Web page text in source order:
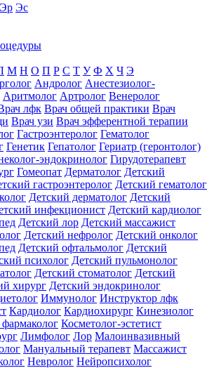
Эр Эс
М Н О П Р С Т У Ф Х Ч Э
Андролог Анестезиолог-
Аритмолог Артролог Венеролог
лфк Врач общей практики Врач
Врач узи Врач эфферентной терапии
Гастроэнтеролог Гематолог
Генетик Гепатолог Гериатр (геронтолог)
эндокринолог Гирудотерапевт
Гомеопат Дерматолог Детский
гастроэнтеролог Детский гематолог
Детский дерматолог Детский
инфекционист Детский кардиолог
Детский лор Детский массажист
Детский нефролог Детский онколог
Детский офтальмолог Детский
психолог Детский пульмонолог
Детский стоматолог Детский
хирург Детский эндокринолог
Иммунолог Инструктор лфк
Кардиолог Кардиохирург Кинезиолог
Косметолог-эстетист
Лимфолог Лор Малоинвазивный
Мануальный терапевт Массажист
Невролог Нейропсихолог